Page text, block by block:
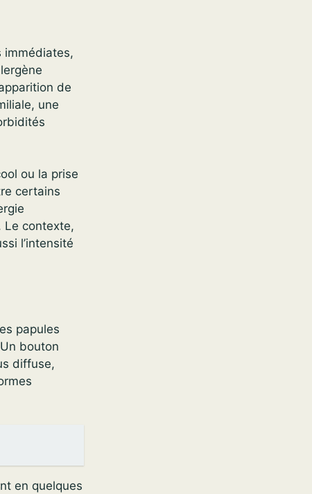
immédiates,
de
une
ou la prise
certains
Le contexte,
l’intensité
papules
bouton
diffuse,
en quelques